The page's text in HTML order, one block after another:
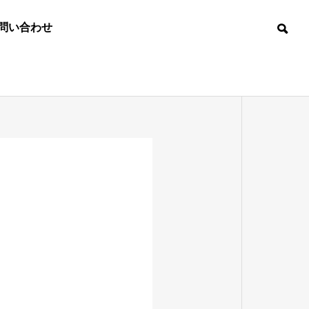
い合わせ